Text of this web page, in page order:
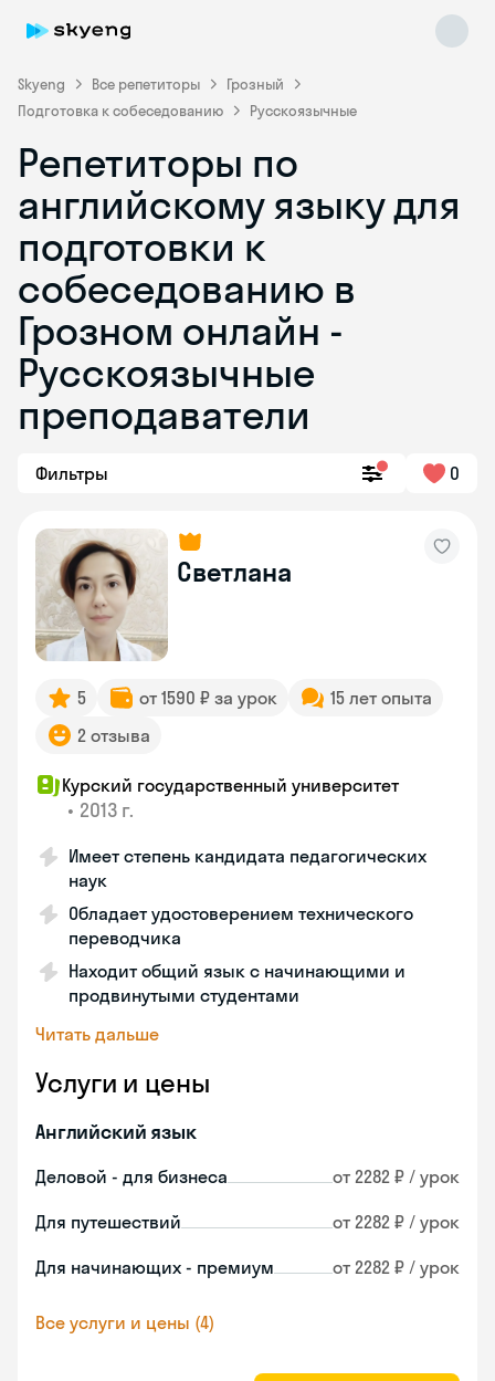
Skyeng Все репетиторы
Грозный
Подготовка к собеседованию
Русскоязычные
Репетиторы по
английскому языку для
подготовки к
собеседованию в
Грозном онлайн -
Русскоязычные
преподаватели
Фильтры 0
Светлана
5 от 1590 ₽ за урок
15 лет опыта
2 отзыва
Курский государственный университет
• 2013 г.
Имеет степень кандидата педагогических
наук
Обладает удостоверением технического
переводчика
Находит общий язык с начинающими и
продвинутыми студентами
Читать дальше
Услуги и цены
Английский язык
Деловой - для бизнеса от 2282 ₽ / урок
Для путешествий от 2282 ₽ / урок
Для начинающих - премиум от 2282 ₽ / урок
Все услуги и цены (4)
Skyeng Chat